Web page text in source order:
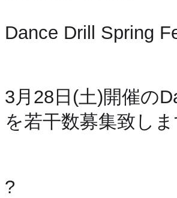
Dance Drill Spring
3月28日(土)開催の
を若干数募集致しま
?